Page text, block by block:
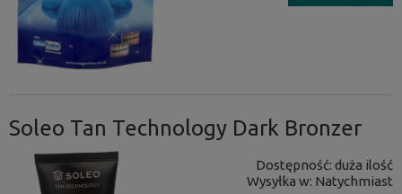
Soleo Tan Technology Dark Bronzer
Dostępność: duża ilość
Wysyłka w: Natychmiast